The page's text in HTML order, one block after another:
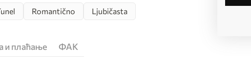
Romantično Ljubičasta
и плаћање ФАК